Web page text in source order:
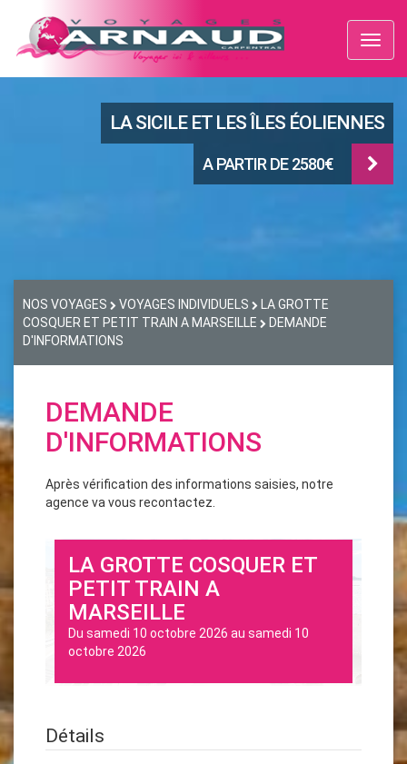
LA SICILE ET LES ÎLES ÉOLIENNES
A PARTIR DE 2580€
NOS VOYAGES VOYAGES INDIVIDUELS
LA GROTTE
COSQUER ET PETIT TRAIN A MARSEILLE
DEMANDE
D'INFORMATIONS
DEMANDE
D'INFORMATIONS
Après vérification des informations saisies, notre
agence va vous recontactez.
LA GROTTE COSQUER ET
PETIT TRAIN A
MARSEILLE
Du samedi 10 octobre 2026 au samedi 10
octobre 2026
Détails